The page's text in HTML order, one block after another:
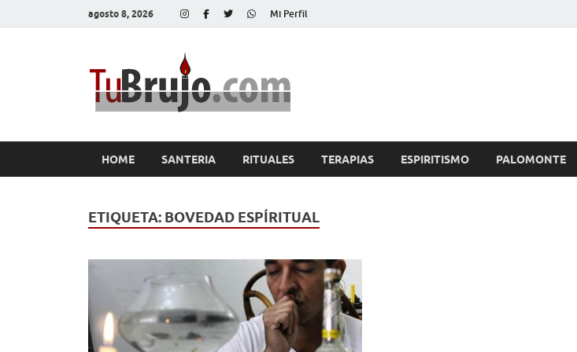
agosto 8, 2026 Mi Perfil
HOME SANTERIA RITUALES TERAPIAS ESPIRITISMO PALOMONTE
ETIQUETA: BOVEDAD ESPÍRITUAL